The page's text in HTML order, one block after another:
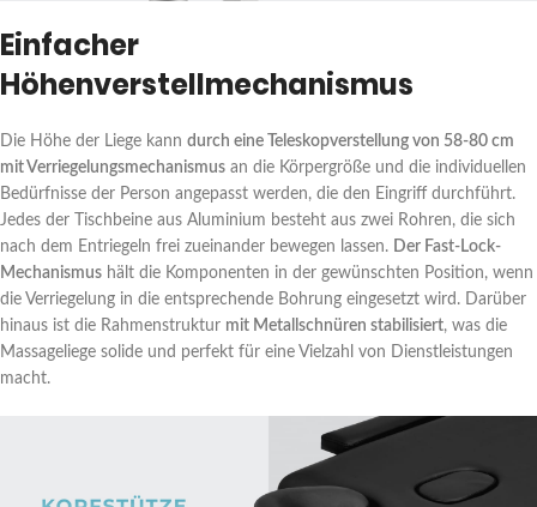
Einfacher
Höhenverstellmechanismus
Die Höhe der Liege kann durch eine Teleskopverstellung von 58-80 cm
mit Verriegelungsmechanismus an die Körpergröße und die individuellen
Bedürfnisse der Person angepasst werden, die den Eingriff durchführt.
Jedes der Tischbeine aus Aluminium besteht aus zwei Rohren, die sich
nach dem Entriegeln frei zueinander bewegen lassen. Der Fast-Lock-
Mechanismus hält die Komponenten in der gewünschten Position, wenn
die Verriegelung in die entsprechende Bohrung eingesetzt wird. Darüber
hinaus ist die Rahmenstruktur mit Metallschnüren stabilisiert, was die
Massageliege solide und perfekt für eine Vielzahl von Dienstleistungen
macht.